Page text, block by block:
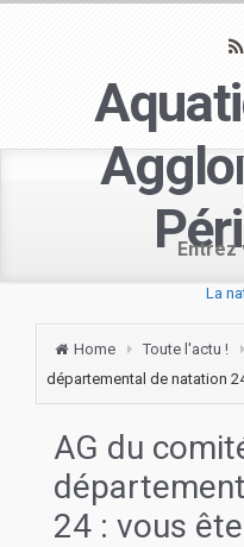
La
Home Toute l'actu !
départemental de natation
AG du
24 : vous